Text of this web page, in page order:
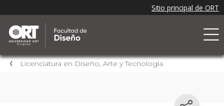
Licenciatura en Diseño, Arte y Tecnología